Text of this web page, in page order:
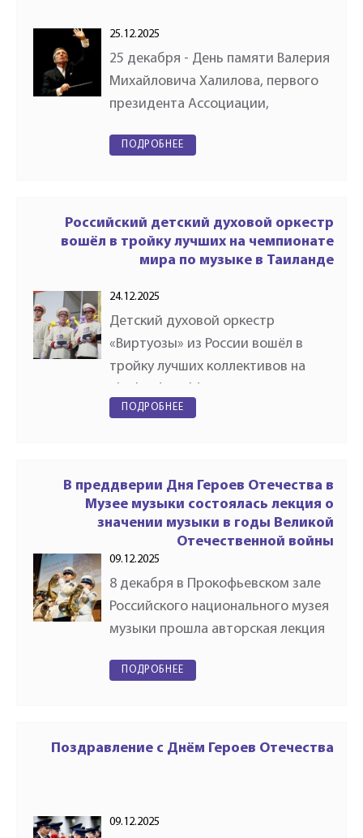
25.12.2025
25 декабря - День памяти Валерия
Михайловича Халилова, первого
президента Ассоциации,
связано с развитием духового
ПОДРОБНЕЕ
Российский детский духовой оркестр
вошёл в тройку лучших на чемпионате
мира по музыке в Таиланде
24.12.2025
Детский духовой оркестр
«Виртуозы» из России вошёл в
тройку лучших коллективов на
Championships, завоевав 2-е
международный чемпионат…
ПОДРОБНЕЕ
В преддверии Дня Героев Отечества в
Музее музыки состоялась лекция о
значении музыки в годы Великой
Отечественной войны
09.12.2025
8 декабря в Прокофьевском зале
Российского национального музея
музыки прошла авторская лекция
президента Российского духового
ПОДРОБНЕЕ
Поздравление с Днём Героев Отечества
09.12.2025